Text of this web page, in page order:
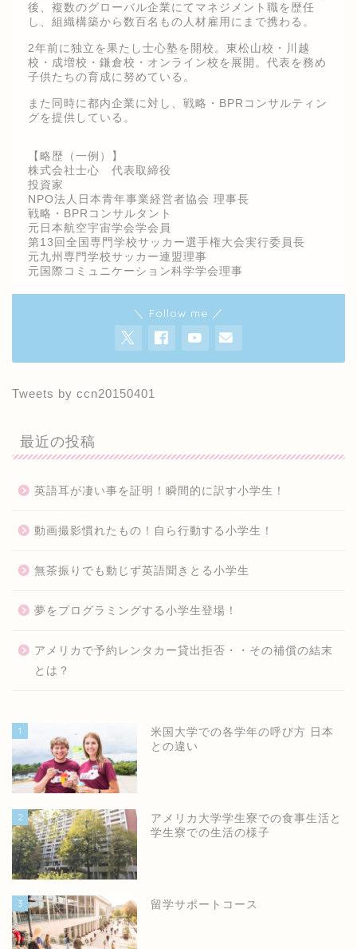
後、複数のグローバル企業にてマネジメント職を歴任
し、組織構築から数百名もの人材雇用にまで携わる。
2年前に独立を果たし士心塾を開校。東松山校・川越
校・成増校・鎌倉校・オンライン校を展開。代表を務め
子供たちの育成に努めている。
また同時に都内企業に対し、戦略・BPRコンサルティン
グを提供している。
【略歴（一例）】
株式会社士心 代表取締役
投資家
NPO法人日本青年事業経営者協会 理事長
戦略・BPRコンサルタント
元日本航空宇宙学会学会員
第13回全国専門学校サッカー選手権大会実行委員長
元九州専門学校サッカー連盟理事
元国際コミュニケーション科学学会理事
＼ Follow me ／
Tweets by ccn20150401
最近の投稿
英語耳が凄い事を証明！瞬間的に訳す小学生！
動画撮影慣れたもの！自ら行動する小学生！
無茶振りでも動じず英語聞きとる小学生
夢をプログラミングする小学生登場！
アメリカで予約レンタカー貸出拒否・・その補償の結末
とは？
1
米国大学での各学年の呼び方 日本
との違い
2
アメリカ大学学生寮での食事生活と
学生寮での生活の様子
3 留学サポートコース